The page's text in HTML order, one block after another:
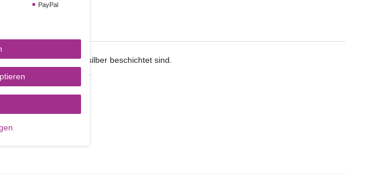
der anderen Seite silber beschichtet sind.
4mm Cake Board.
PayPal